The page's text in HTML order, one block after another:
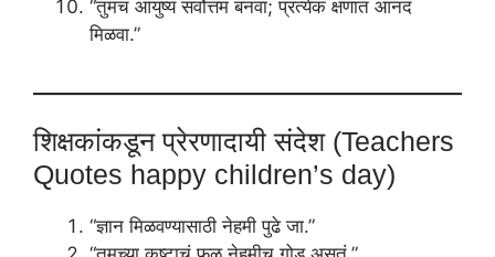
“तुमचं आयुष्य सर्वोत्तम बनवा; प्रत्येक क्षणात आनंद
मिळवा.”
शिक्षकांकडून प्रेरणादायी संदेश (Teachers
Quotes happy children’s day)
“ज्ञान मिळवण्यासाठी नेहमी पुढे जा.”